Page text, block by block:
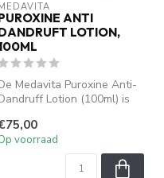
ANTI
LOTION,
Medavita Puroxine Anti-
Lotion (100ml) is
voorraad